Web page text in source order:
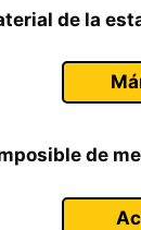
de la
de